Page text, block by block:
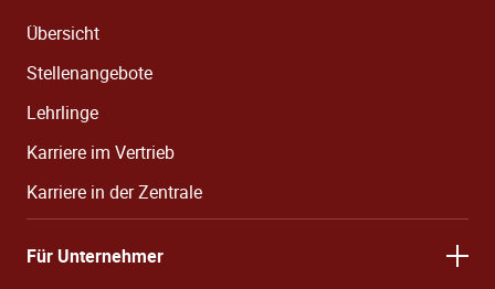
Übersicht
Stellenangebote
Lehrlinge
Karriere im Vertrieb
Karriere in der Zentrale
Für Unternehmer